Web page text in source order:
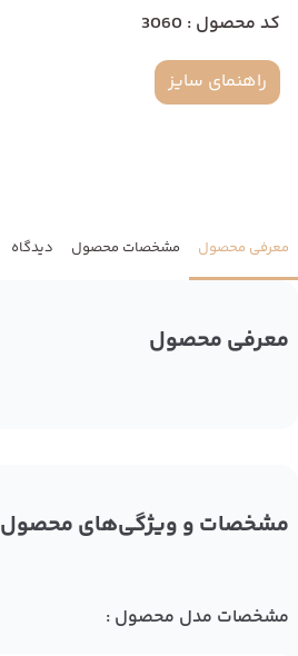
کد محصول : 3060
راهنمای سایز
معرفی محصول مشخصات محصول دیدگاه
معرفی محصول
مشخصات و ویژگی‌های محصول
مشخصات مدل محصول :